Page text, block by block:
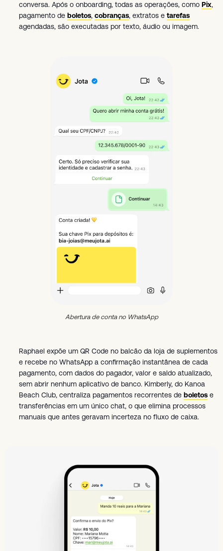
conversa. Após o onboarding, todas as operações, como Pix,
pagamento de boletos, cobranças, extratos e tarefas
agendadas, são executadas por texto, áudio ou imagem.
Abertura de conta no WhatsApp
Raphael expõe um QR Code no balcão da loja de suplementos
e recebe no WhatsApp a confirmação instantânea de cada
pagamento, com dados do pagador, valor e saldo atualizado,
sem abrir nenhum aplicativo de banco. Kimberly, do Kanoa
Beach Club, centraliza pagamentos recorrentes de boletos e
transferências em um único chat, o que elimina processos
manuais que antes geravam incerteza no fluxo de caixa.